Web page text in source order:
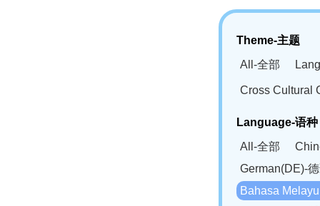
Theme-主题
All-全部
Cross Cultural
Language-语种
All-全部
German(DE)-
Bahasa